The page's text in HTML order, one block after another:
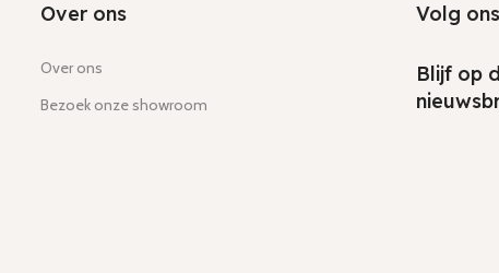
Over ons
Over ons
Bezoek onze showroom
Volg
Blijf op